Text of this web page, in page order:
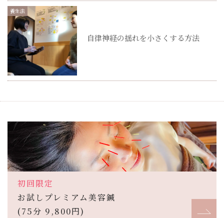
養生法
自律神経の揺れを小さくする方法
初回限定
お試しプレミアム美容鍼
(75分 9,800円)